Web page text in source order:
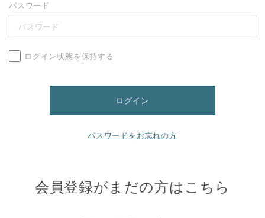
パスワード
ログイン状態を保持する
パスワードをお忘れの方
会員登録がまだの方はこちら